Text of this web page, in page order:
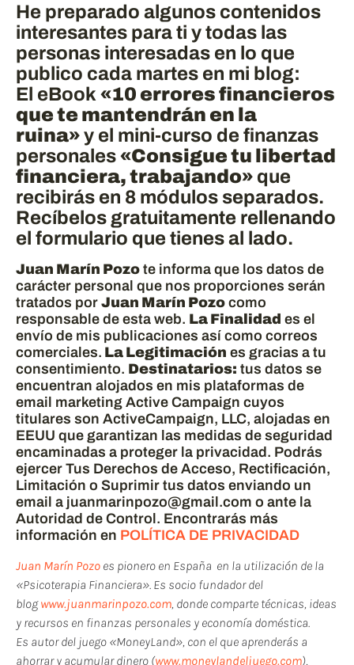
He preparado algunos contenidos
interesantes para ti y todas las
personas interesadas en lo que
publico cada martes en mi blog:
El eBook «10 errores financieros
que te mantendrán en la
ruina»y el mini-curso de finanzas
personales«Consigue tu libertad
financiera, trabajando» que
recibirás en 8 módulos separados.
Recíbelos gratuitamente rellenando
el formulario que tienes al lado.
Juan Marín Pozo te informa que los datos de
carácter personal que nos proporciones serán
tratados por Juan Marín Pozo como
responsable de esta web. La Finalidad es el
envío de mis publicaciones así como correos
comerciales. La Legitimación es gracias a tu
consentimiento. Destinatarios: tus datos se
encuentran alojados en mis plataformas de
email marketing Active Campaign cuyos
titulares son ActiveCampaign, LLC, alojadas en
EEUU que garantizan las medidas de seguridad
encaminadas a proteger la privacidad. Podrás
ejercer Tus Derechos de Acceso, Rectificación,
Limitación o Suprimir tus datos enviando un
email a juanmarinpozo@gmail.com o ante la
Autoridad de Control. Encontrarás más
información en POLÍTICA DE PRIVACIDAD
Juan Marín Pozo es pionero en España en la utilización de la
«Psicoterapia Financiera». Es socio fundador del
blogwww.juanmarinpozo.com , donde comparte técnicas, ideas
y recursos en finanzas personales y economía doméstica.
Es autor del juego «MoneyLand», con el que aprenderás a
ahorrar y acumular dinero (www.moneylandeljuego.com),